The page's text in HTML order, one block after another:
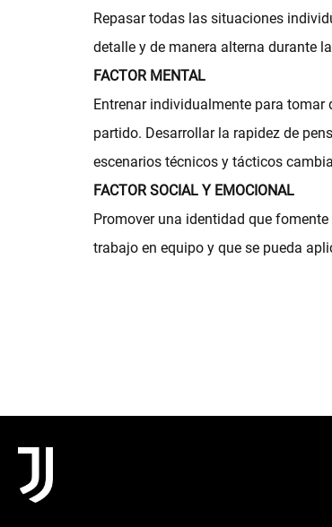
Repasar todas las situaciones
detalle y de manera alterna durante
FACTOR MENTAL
Entrenar individualmente para
partido. Desarrollar la rapidez de
escenarios técnicos y tácticos
FACTOR SOCIAL Y EMOCIONAL
Promover una identidad que
trabajo en equipo y que se pueda